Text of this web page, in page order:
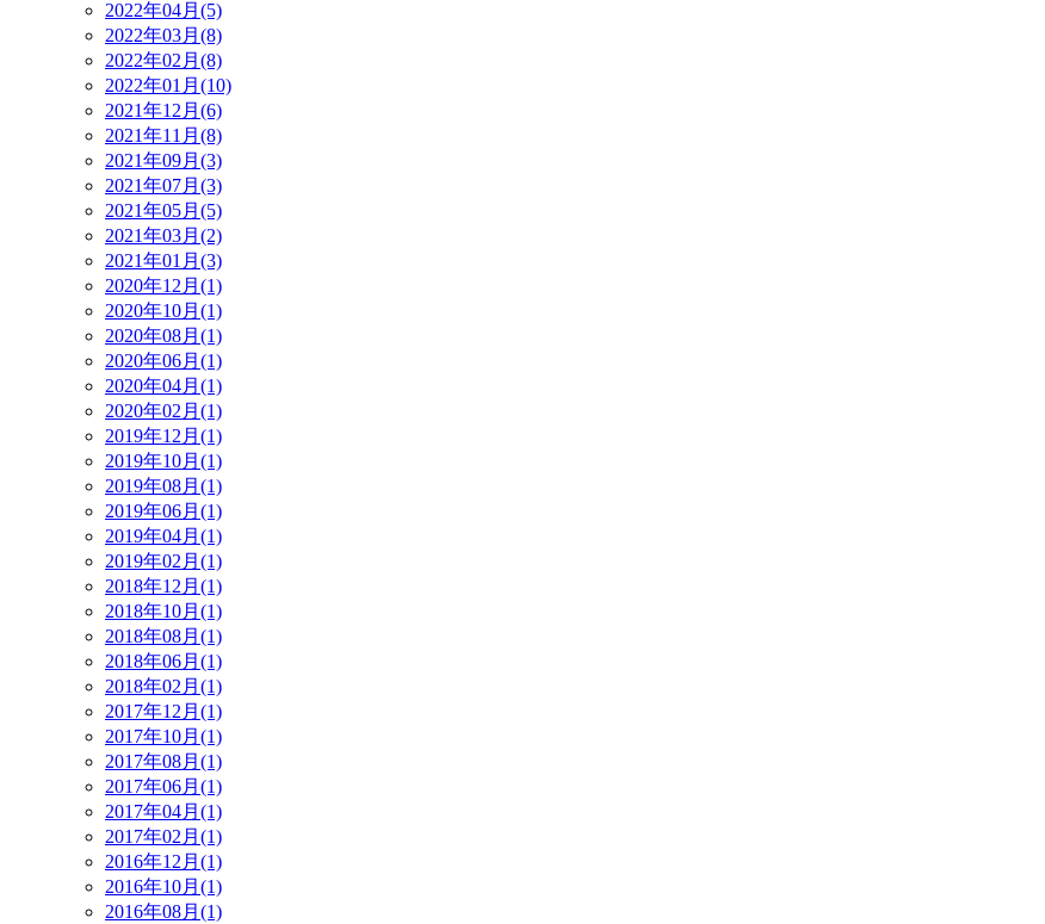
2022年04月(5)
2022年03月(8)
2022年02月(8)
2022年01月(10)
2021年12月(6)
2021年11月(8)
2021年09月(3)
2021年07月(3)
2021年05月(5)
2021年03月(2)
2021年01月(3)
2020年12月(1)
2020年10月(1)
2020年08月(1)
2020年06月(1)
2020年04月(1)
2020年02月(1)
2019年12月(1)
2019年10月(1)
2019年08月(1)
2019年06月(1)
2019年04月(1)
2019年02月(1)
2018年12月(1)
2018年10月(1)
2018年08月(1)
2018年06月(1)
2018年02月(1)
2017年12月(1)
2017年10月(1)
2017年08月(1)
2017年06月(1)
2017年04月(1)
2017年02月(1)
2016年12月(1)
2016年10月(1)
2016年08月(1)